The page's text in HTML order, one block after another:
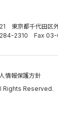
東京都千代田区
2310 Fax
情報保護方針
Rights Reserved.